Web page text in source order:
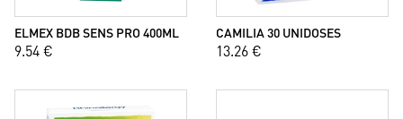
ELMEX BDB SENS PRO 400ML
9.54 €
CAMILIA 30 UNIDOSES
13.26 €